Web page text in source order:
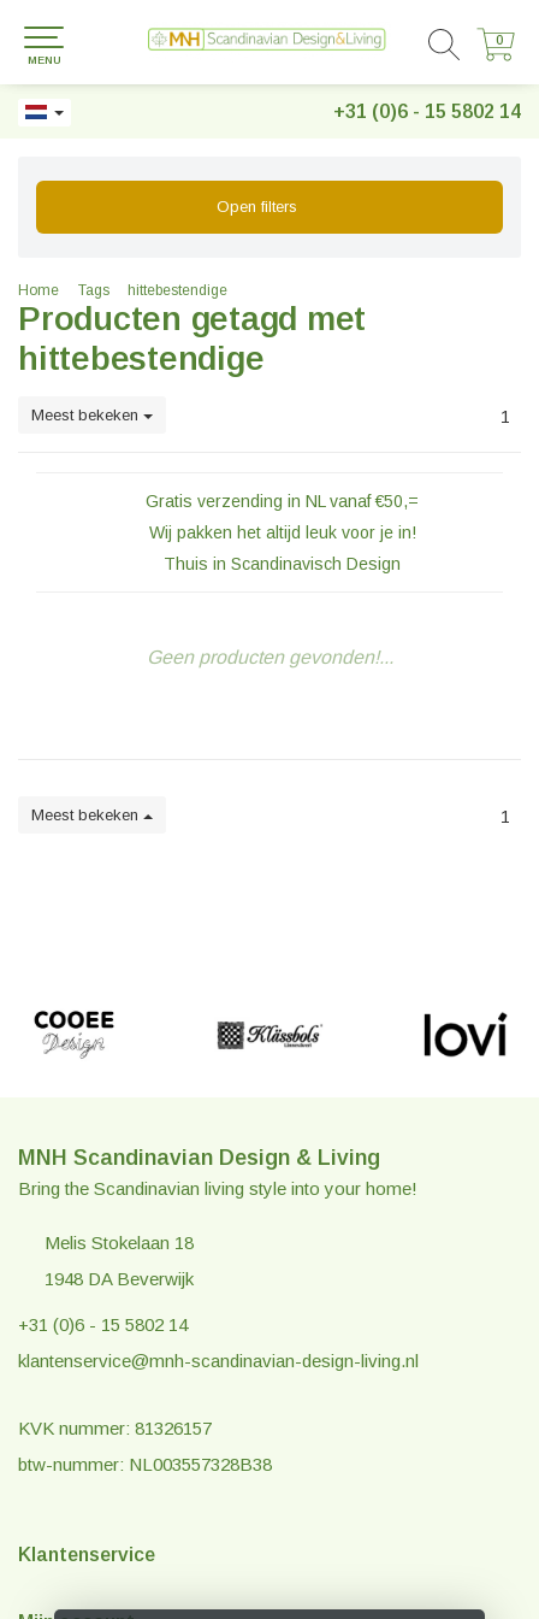
+31 (0)6 - 15 5802 14
0
0
MENU
Open filters
Home Tags hittebestendige
Producten getagd met
hittebestendige
Meest bekeken 1
Gratis verzending in NL vanaf €50,=
Wij pakken het altijd leuk voor je in!
Thuis in Scandinavisch Design
Geen producten gevonden!...
Meest bekeken 1
MNH Scandinavian Design & Living
Bring the Scandinavian living style into your home!
Melis Stokelaan 18
1948 DA Beverwijk
+31 (0)6 - 15 5802 14
klantenservice@mnh-scandinavian-design-living.nl
KVK nummer: 81326157
btw-nummer: NL003557328B38
Klantenservice